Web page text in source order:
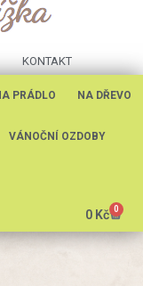
KONTAKT
PRÁDLO NA DŘEVO
VÁNOČNÍ OZDOBY
0 Kč 0